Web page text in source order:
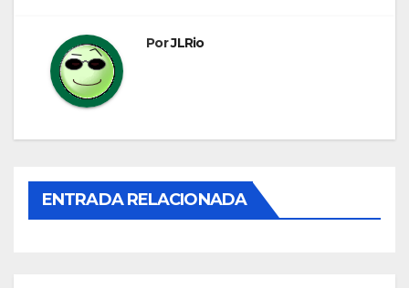
entradas
PorJLRio
ENTRADA RELACIONADA